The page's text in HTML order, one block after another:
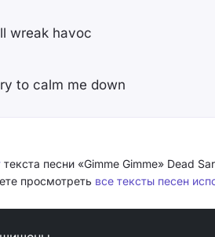
wreak havoc
to calm me down
текста песни «Gimme Gimme» Dead
просмотреть все тексты песен